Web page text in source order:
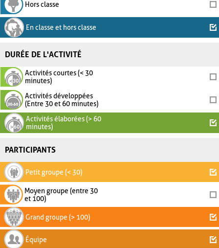
Hors classe
En classe et hors classe
DURÉE DE L'ACTIVITÉ
Activités courtes (< 30
minutes)
Activités développées
(Entre 30 et 60 minutes)
Activités élaborées (> 60
minutes)
PARTICIPANTS
Petit groupe (< 30)
Moyen groupe (entre 30
et 100)
Grand groupe (> 100)
Équipe